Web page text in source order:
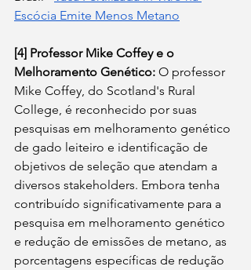
Escócia Emite Menos Metano
[4] Professor Mike Coffey e o
Melhoramento Genético: O professor
Mike Coffey, do Scotland's Rural
College, é reconhecido por suas
pesquisas em melhoramento genético
de gado leiteiro e identificação de
objetivos de seleção que atendam a
diversos stakeholders. Embora tenha
contribuído significativamente para a
pesquisa em melhoramento genético
e redução de emissões de metano, as
porcentagens específicas de redução